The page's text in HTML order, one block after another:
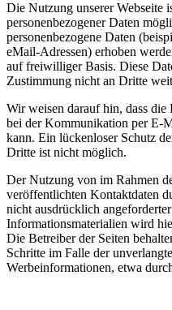
Die Nutzung unserer Webseite
personenbezogener Daten
personenbezogene Daten
eMail-Adressen) erhoben
auf freiwilliger Basis. Diese
Zustimmung nicht an Dritte
Wir weisen darauf hin, dass
bei der Kommunikation per E-
kann. Ein lückenloser Schutz
Dritte ist nicht möglich.
Der Nutzung von im Rahmen
veröffentlichten Kontaktdaten
nicht ausdrücklich
Informationsmaterialien wird
Die Betreiber der Seiten
Schritte im Falle der
Werbeinformationen, etwa